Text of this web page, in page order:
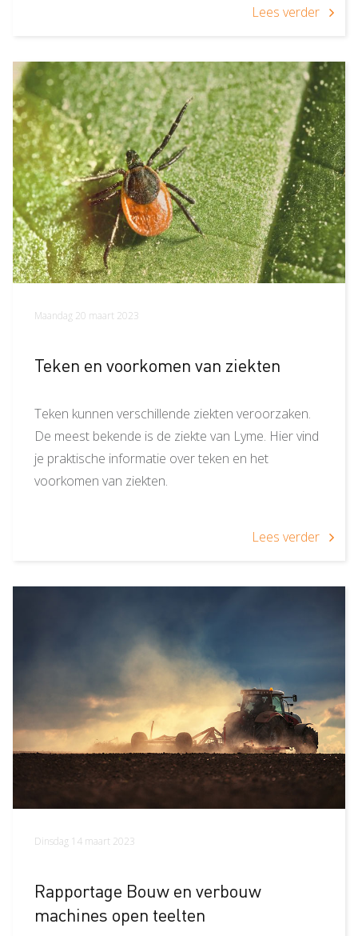
Lees verder
Maandag 20 maart 2023
Teken en voorkomen van ziekten
Teken kunnen verschillende ziekten veroorzaken.
De meest bekende is de ziekte van Lyme. Hier vind
je praktische informatie over teken en het
voorkomen van ziekten.
Lees verder
Dinsdag 14 maart 2023
Rapportage Bouw en verbouw
machines open teelten